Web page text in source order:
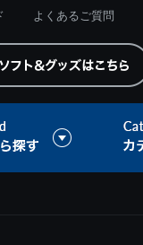
よくあるご質問